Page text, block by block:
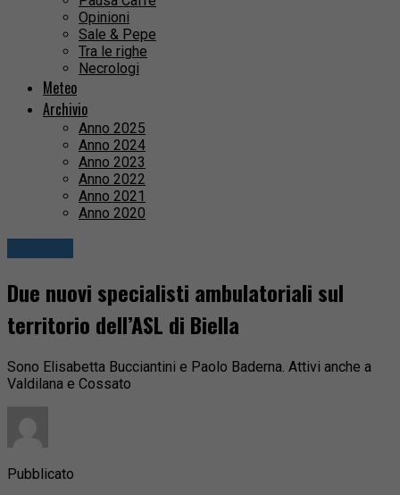
Opinioni
Sale & Pepe
Tra le righe
Necrologi
Meteo
Archivio
Anno 2025
Anno 2024
Anno 2023
Anno 2022
Anno 2021
Anno 2020
Due nuovi specialisti ambulatoriali sul
territorio dell’ASL di Biella
Sono Elisabetta Bucciantini e Paolo Baderna. Attivi anche a
Valdilana e Cossato
Pubblicato